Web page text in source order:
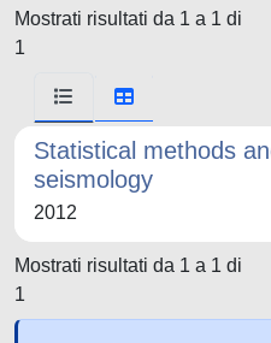
Mostrati risultati da 1 a 1 di
1
Statistical methods
seismology
2012
Mostrati risultati da 1 a 1 di
1